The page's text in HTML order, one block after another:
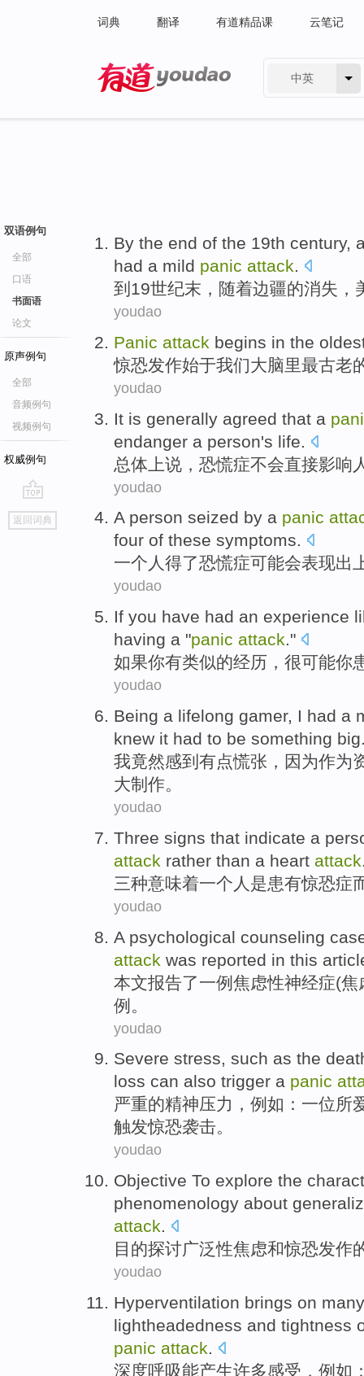
词典 翻译 有道精品课 云笔记
中英
双语例句
全部
口语
书面语
论文
原声例句
全部
音频例句
视频例句
权威例句
go
top
返回词典
By the end of the 19th century,
had a mild panic attack.
到 19世纪末 ， 随着边疆的消失 ，
youdao
Panic attack begins in the
惊恐发作始于我们大脑里最古老
youdao
It is generally agreed that a
endanger a person's life
总体 上说 ， 恐慌症不会直接影响
youdao
A person seized by a panic
four of these symptoms.
一个 人 得了恐慌症可能会表现出
youdao
If you have had an experience
having a "panic attack."
如果你有类似的经历 ， 很可能你
youdao
Being a lifelong gamer, I had a
knew it had to be something big
我竟然感到 有点慌张 ， 因为作为
大制作。
youdao
Three signs that indicate a
attack rather than a heart attack
三种意味着一个 人 是患有惊恐症
youdao
A psychological counseling
attack was reported in this
本文报告了一例 焦虑性神经症(焦
例 。
youdao
Severe stress, such as the
loss can also trigger a panic
严重的精神压力 ， 例如 ： 一位所
触发惊恐袭击。
youdao
Objective To explore the
phenomenology about
attack.
目的探讨广泛性焦虑和惊恐发作
youdao
Hyperventilation brings on many
lightheadedness and tightness
panic attack.
深度呼吸能产生许多感受 ， 例如